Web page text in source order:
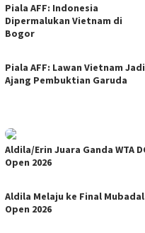
Piala AFF: Indonesia
Dipermalukan Vietnam di
Bogor
Piala AFF: Lawan Vietnam Jadi
Ajang Pembuktian Garuda
Aldila/Erin Juara Ganda WTA
Open 2026
Aldila Melaju ke Final
Open 2026